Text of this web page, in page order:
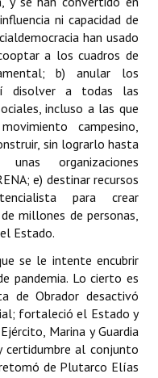
ni capacidad de
han usado
a los cuadros de
b) anular los
disolver a todas las
incluso a las que
campesino,
sin lograrlo hasta
organizaciones
e) destinar recursos
para crear
millones de personas,
Estado.
se le intente encubrir
pandemia. Lo cierto es
de Obrador desactivó
fortaleció el Estado y
Marina y Guardia
certidumbre al conjunto
de Plutarco Elías